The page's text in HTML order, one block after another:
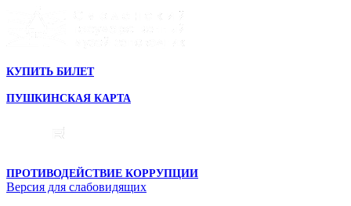
КУПИТЬ БИЛЕТ
ПУШКИНСКАЯ КАРТА
ПРОТИВОДЕЙСТВИЕ КОРРУПЦИИ
Версия для слабовидящих